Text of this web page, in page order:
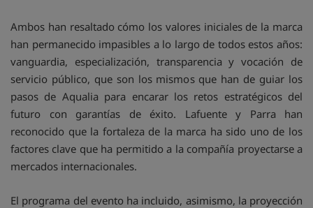
Ambos han resaltado cómo los valores iniciales de la marca
han permanecido impasibles a lo largo de todos estos años:
vanguardia, especialización, transparencia y vocación de
servicio público, que son los mismos que han de guiar los
pasos de Aqualia para encarar los retos estratégicos del
futuro con garantías de éxito. Lafuente y Parra han
reconocido que la fortaleza de la marca ha sido uno de los
factores clave que ha permitido a la compañía proyectarse a
mercados internacionales.
El programa del evento ha incluido, asimismo, la proyección